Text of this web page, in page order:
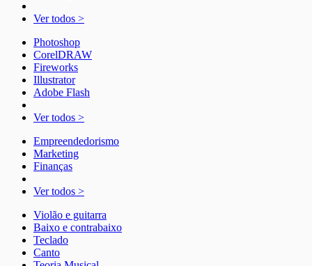
Ver todos >
Photoshop
CorelDRAW
Fireworks
Illustrator
Adobe Flash
Ver todos >
Empreendedorismo
Marketing
Finanças
Ver todos >
Violão e guitarra
Baixo e contrabaixo
Teclado
Canto